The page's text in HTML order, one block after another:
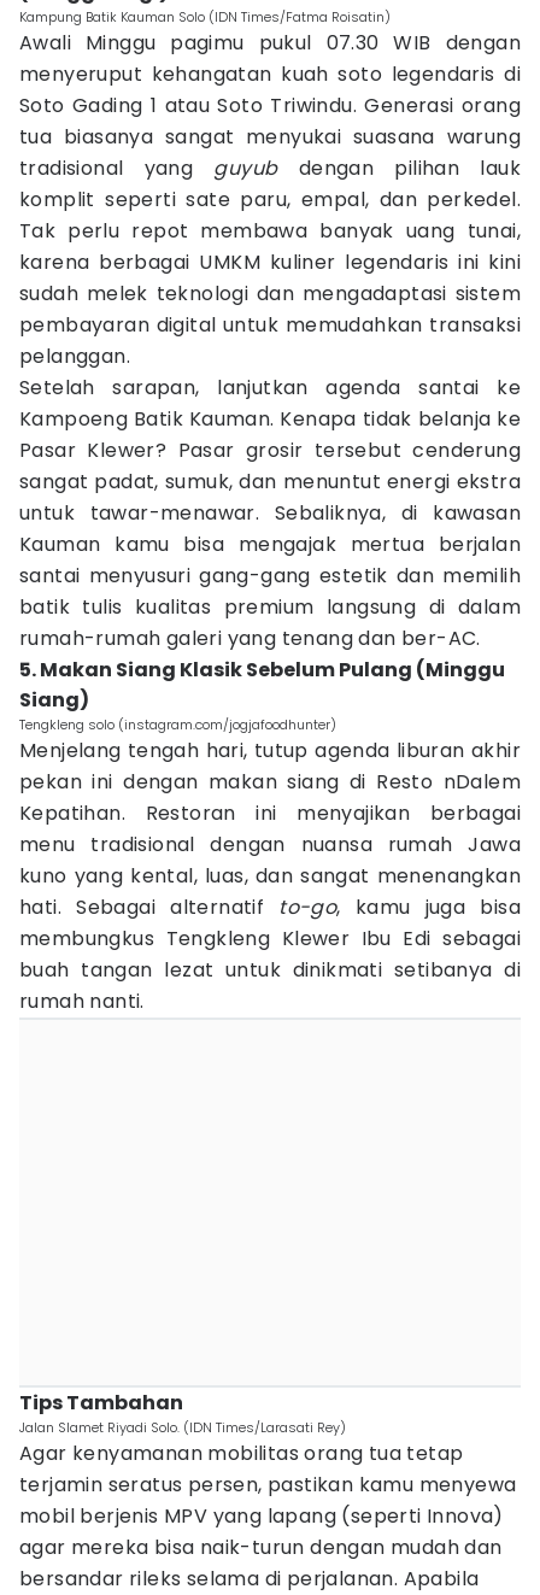
Kampung Batik Kauman Solo (IDN Times/Fatma Roisatin)
Awali Minggu pagimu pukul 07.30 WIB dengan
menyeruput kehangatan kuah soto legendaris di
Soto Gading 1 atau Soto Triwindu. Generasi orang
tua biasanya sangat menyukai suasana warung
tradisional yang guyubdengan pilihan lauk
komplit seperti sate paru, empal, dan perkedel.
Tak perlu repot membawa banyak uang tunai,
karena berbagai UMKM kuliner legendaris ini kini
sudah melek teknologi dan mengadaptasi sistem
pembayaran digital untuk memudahkan transaksi
pelanggan.
Setelah sarapan, lanjutkan agenda santai ke
Kampoeng Batik Kauman. Kenapa tidak belanja ke
Pasar Klewer? Pasar grosir tersebut cenderung
sangat padat, sumuk, dan menuntut energi ekstra
untuk tawar-menawar. Sebaliknya, di kawasan
Kauman kamu bisa mengajak mertua berjalan
santai menyusuri gang-gang estetik dan memilih
batik tulis kualitas premium langsung di dalam
rumah-rumah galeri yang tenang dan ber-AC.
5. Makan Siang Klasik Sebelum Pulang (Minggu
Siang)
Tengkleng solo (instagram.com/jogjafoodhunter)
Menjelang tengah hari, tutup agenda liburan akhir
pekan ini dengan makan siang di Resto nDalem
Kepatihan. Restoran ini menyajikan berbagai
menu tradisional dengan nuansa rumah Jawa
kuno yang kental, luas, dan sangat menenangkan
hati. Sebagai alternatif to-go, kamu juga bisa
membungkus Tengkleng Klewer Ibu Edi sebagai
buah tangan lezat untuk dinikmati setibanya di
rumah nanti.
Tips Tambahan
Jalan Slamet Riyadi Solo. (IDN Times/Larasati Rey)
Agar kenyamanan mobilitas orang tua tetap
terjamin seratus persen, pastikan kamu menyewa
mobil berjenis MPV yang lapang (seperti Innova)
agar mereka bisa naik-turun dengan mudah dan
bersandar rileks selama di perjalanan. Apabila